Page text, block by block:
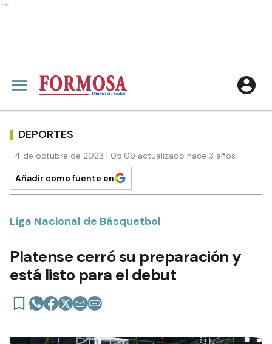
Ads
DEPORTES
4 de octubre de 2023 | 05:09 actualizado hace 3 años
Añadir como fuente en
Liga Nacional de Básquetbol
Platense cerró su preparación y
está listo para el debut